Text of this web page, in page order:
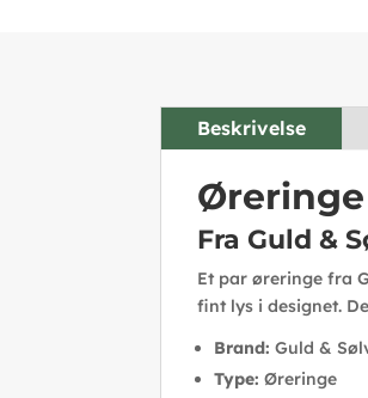
Beskrivelse
Øreringe
Fra Guld &
Et par øreringe fra
fint lys i designet.
Brand: Guld &
Type: Øreringe